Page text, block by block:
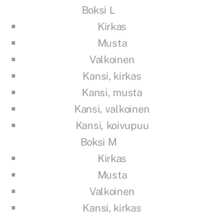
Boksi L
Kirkas
Musta
Valkoinen
Kansi, kirkas
Kansi, musta
Kansi, valkoinen
Kansi, koivupuu
Boksi M
Kirkas
Musta
Valkoinen
Kansi, kirkas